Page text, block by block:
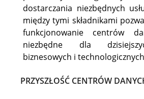
dostarczania niezbędnych
między tymi składnikami
funkcjonowanie centrów
niezbędne dla
biznesowych i
PRZYSZŁOŚĆ CENTRÓW